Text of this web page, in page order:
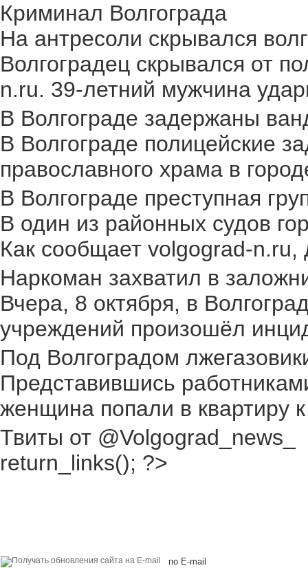
Криминал Волгограда
На антресоли скрывался
Волгоградец скрывался от
n.ru. 39-летний мужчина
В Волгограде задержаны
В Волгограде полицейские
православного храма в
В Волгограде преступная
В один из районных судов
Как сообщает volgograd-
Наркоман захватил в
Вчера, 8 октября, в
учреждений произошёл
Под Волгоградом
Представившись
женщина попали в квартиру
Твиты от @Volgograd_news_
return_links(); ?>
по E-mail